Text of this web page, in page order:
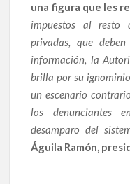
una figura que les
impuestos al resto
privadas, que
información, la
brilla por su
un escenario
los denunciantes
desamparo del
Águila Ramón,